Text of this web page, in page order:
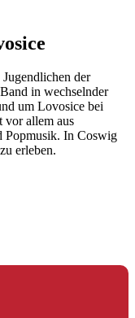
der
in wechselnder
um Lovosice bei
vor allem aus
Popmusik. In Coswig
erleben.